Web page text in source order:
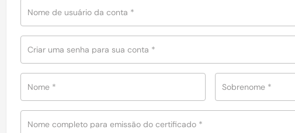
Nome de usuário da conta *
Criar uma senha para sua conta *
Nome * Sobrenome *
Nome completo para emissão do certificado *